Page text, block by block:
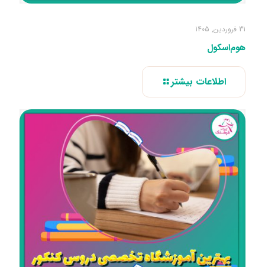
31 فروردین, 1405
هوم‌اسکول
اطلاعات بیشتر